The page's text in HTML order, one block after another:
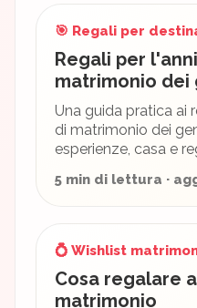
🎯 Regali per
Regali per
matrimonio dei
Una guida pratica ai
di matrimonio dei
esperienze, casa e
5 min di lettura ·
💍 Wishlist
Cosa regalare
matrimonio